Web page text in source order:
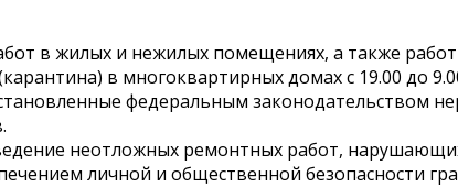
в жилых и нежилых помещениях, а также
в многоквартирных домах с 19.00 до
федеральным законодательством
неотложных ремонтных работ,
личной и общественной безопасности